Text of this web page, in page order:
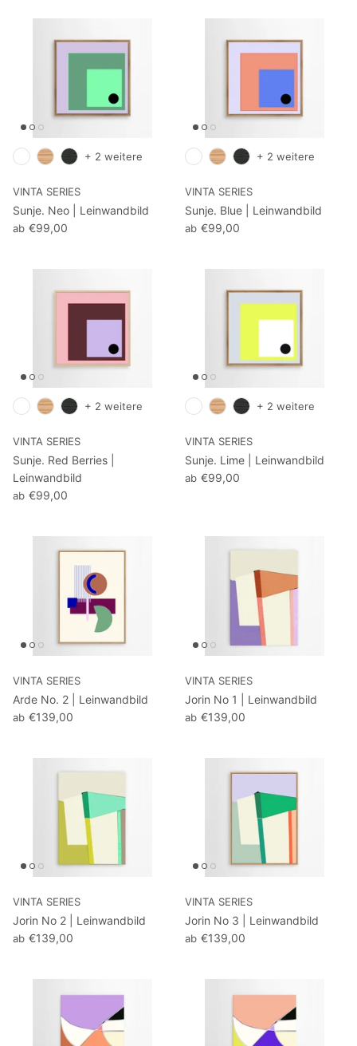
VINTA SERIES
Sunje. Neo | Leinwandbild
ab €99,00
+ 2 weitere
VINTA SERIES
Sunje. Blue | Leinwandbild
ab €99,00
+ 2 weitere
VINTA SERIES
Sunje. Red Berries |
Leinwandbild
ab €99,00
+ 2 weitere
VINTA SERIES
Sunje. Lime | Leinwandbild
ab €99,00
+ 2 weitere
VINTA SERIES
Arde No. 2 | Leinwandbild
ab €139,00
VINTA SERIES
Jorin No 1 | Leinwandbild
ab €139,00
VINTA SERIES
Jorin No 2 | Leinwandbild
ab €139,00
VINTA SERIES
Jorin No 3 | Leinwandbild
ab €139,00